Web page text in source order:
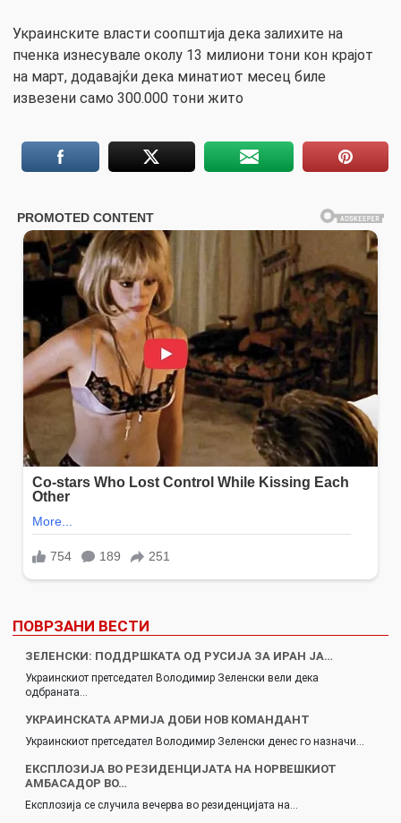
Украинските власти соопштија дека залихите на
пченка изнесувале околу 13 милиони тони кон крајот
на март, додавајќи дека минатиот месец биле
извезени само 300.000 тони жито
ПОВРЗАНИ ВЕСТИ
ЗЕЛЕНСКИ: ПОДДРШКАТА ОД РУСИЈА ЗА ИРАН ЈА…
Украинскиот претседател Володимир Зеленски вели дека
одбраната…
УКРАИНСКАТА АРМИЈА ДОБИ НОВ КОМАНДАНТ
Украинскиот претседател Володимир Зеленски денес го назначи…
ЕКСПЛОЗИЈА ВО РЕЗИДЕНЦИЈАТА НА НОРВЕШКИОТ
АМБАСАДОР ВО…
Експлозија се случила вечерва во резиденцијата на…